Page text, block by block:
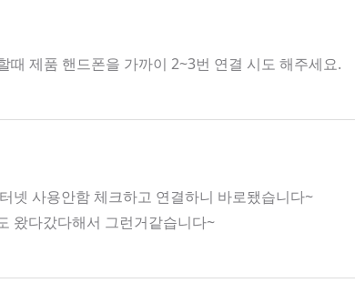
제품 핸드폰을 가까이 2~3번 연결 시도 해주세요.
넷 사용안함 체크하고 연결하니 바로됐습니다~
왔다갔다해서 그런거같습니다~